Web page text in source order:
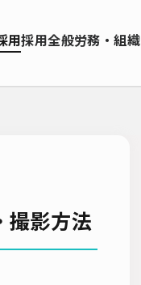
用採用全般労務・組織
撮影方法